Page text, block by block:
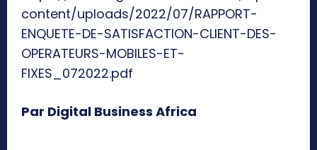
content/uploads/2022/07/RAPPORT-
ENQUETE-DE-SATISFACTION-CLIENT-DES-
OPERATEURS-MOBILES-ET-
FIXES_072022.pdf
Par Digital Business Africa